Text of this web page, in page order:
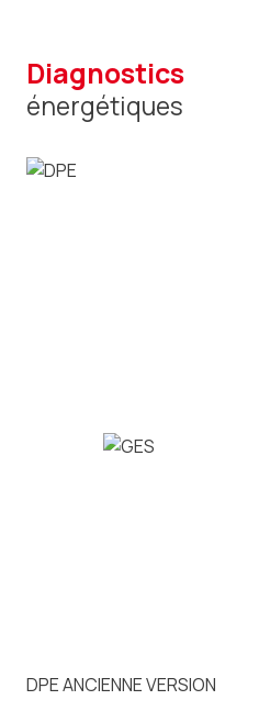
diagnostics
énergétiques
DPE ANCIENNE VERSION